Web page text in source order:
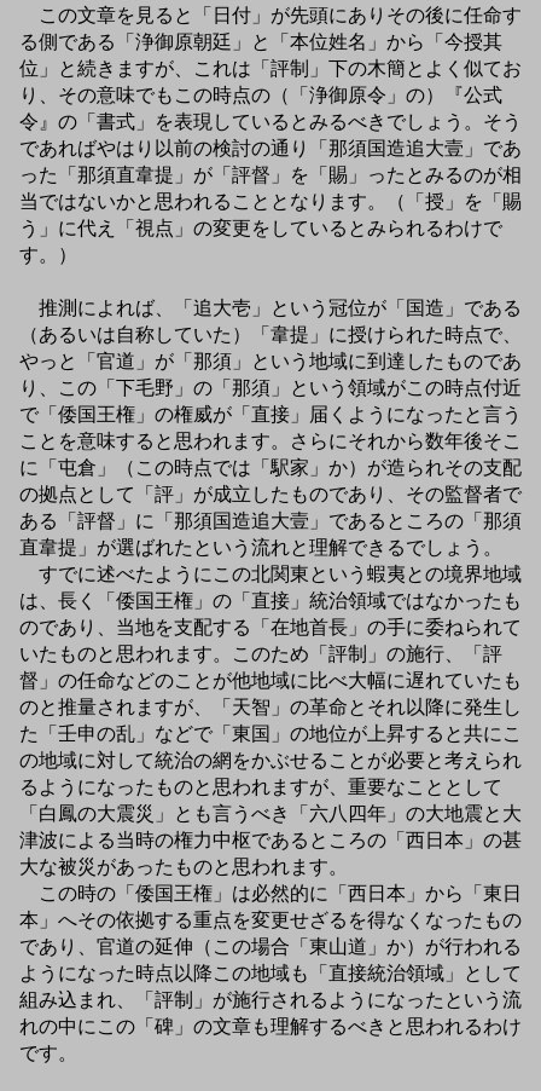
この文章を見ると「日付」が先頭にありその後に任命す
る側である「浄御原朝廷」と「本位姓名」から「今授其
位」と続きますが、これは「評制」下の木簡とよく似てお
り、その意味でもこの時点の（「浄御原令」の）『公式
令』の「書式」を表現しているとみるべきでしょう。そう
であればやはり以前の検討の通り「那須国造追大壹」であ
った「那須直韋提」が「評督」を「賜」ったとみるのが相
当ではないかと思われることとなります。（「授」を「賜
う」に代え「視点」の変更をしているとみられるわけで
す。）
推測によれば、「追大壱」という冠位が「国造」である
（あるいは自称していた）「韋提」に授けられた時点で、
やっと「官道」が「那須」という地域に到達したものであ
り、この「下毛野」の「那須」という領域がこの時点付近
で「倭国王権」の権威が「直接」届くようになったと言う
ことを意味すると思われます。さらにそれから数年後そこ
に「屯倉」（この時点では「駅家」か）が造られその支配
の拠点として「評」が成立したものであり、その監督者で
ある「評督」に「那須国造追大壹」であるところの「那須
直韋提」が選ばれたという流れと理解できるでしょう。
すでに述べたようにこの北関東という蝦夷との境界地域
は、長く「倭国王権」の「直接」統治領域ではなかったも
のであり、当地を支配する「在地首長」の手に委ねられて
いたものと思われます。このため「評制」の施行、「評
督」の任命などのことが他地域に比べ大幅に遅れていたも
のと推量されますが、「天智」の革命とそれ以降に発生し
た「壬申の乱」などで「東国」の地位が上昇すると共にこ
の地域に対して統治の網をかぶせることが必要と考えられ
るようになったものと思われますが、重要なこととして
「白鳳の大震災」とも言うべき「六八四年」の大地震と大
津波による当時の権力中枢であるところの「西日本」の甚
大な被災があったものと思われます。
この時の「倭国王権」は必然的に「西日本」から「東日
本」へその依拠する重点を変更せざるを得なくなったもの
であり、官道の延伸（この場合「東山道」か）が行われる
ようになった時点以降この地域も「直接統治領域」として
組み込まれ、「評制」が施行されるようになったという流
れの中にこの「碑」の文章も理解するべきと思われるわけ
です。